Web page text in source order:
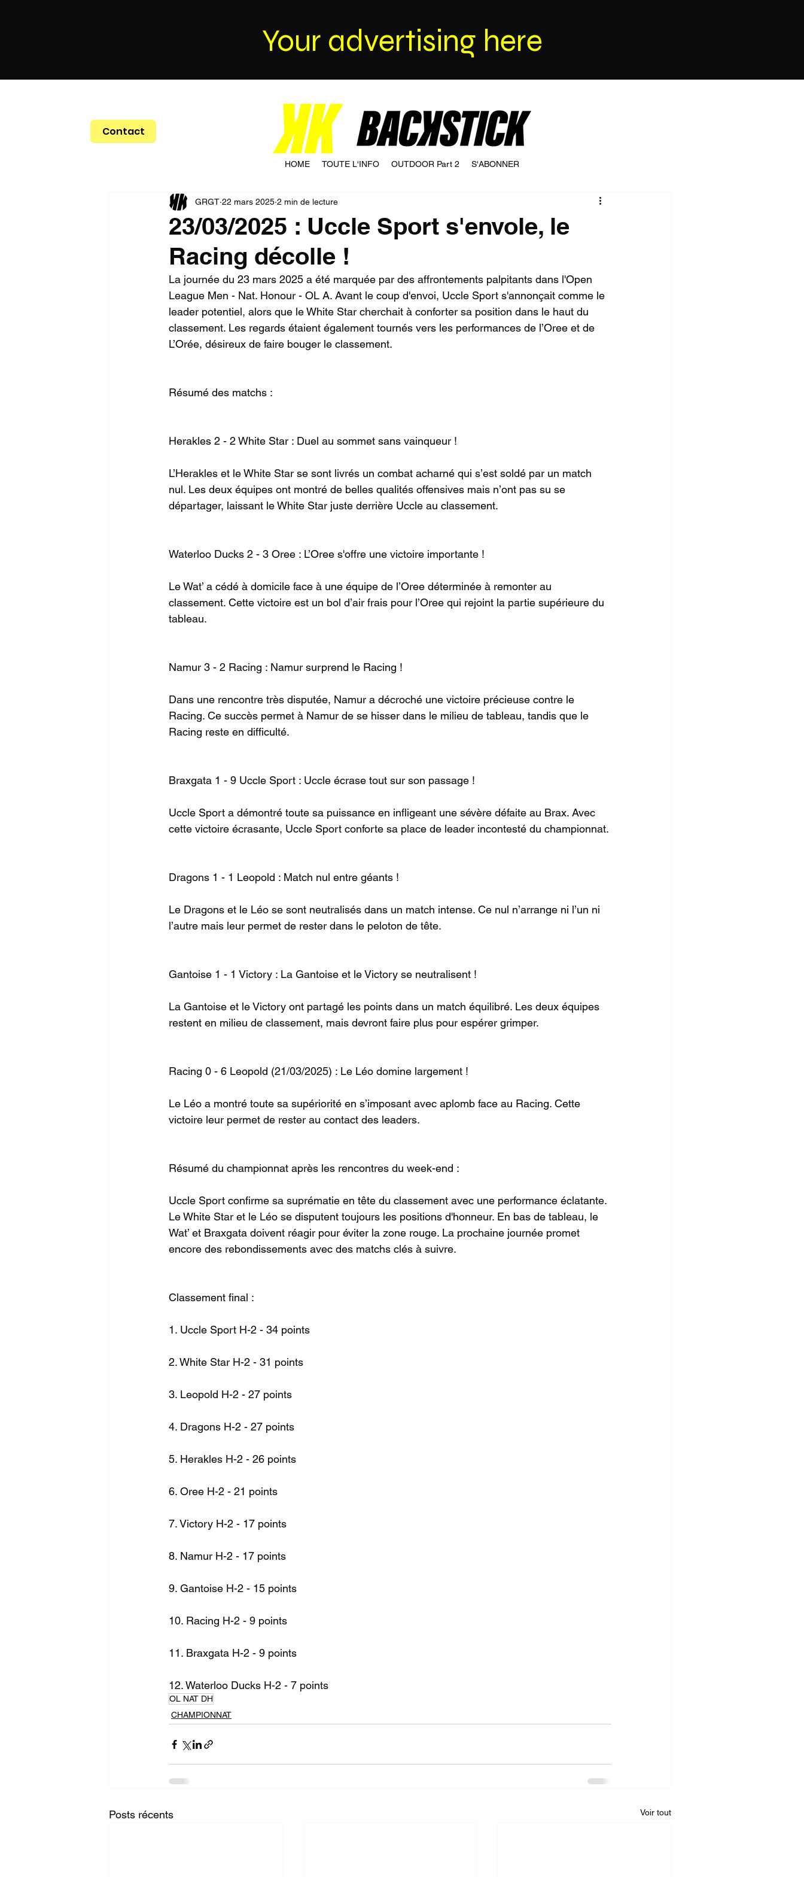
Your advertising here
Contact
HOME TOUTE L'INFO OUTDOOR Part 2 S'ABONNER
23/03/2025 : Uccle Sport s'envole, le
Racing décolle !
GRGT 22 mars 2025 2 min de lecture
La journée du 23 mars 2025 a été marquée par des affrontements palpitants dans l'Open
League Men - Nat. Honour - OL A. Avant le coup d'envoi, Uccle Sport s'annonçait comme le
leader potentiel, alors que le White Star cherchait à conforter sa position dans le haut du
classement. Les regards étaient également tournés vers les performances de l’Oree et de
L’Orée, désireux de faire bouger le classement.
Résumé des matchs :
Herakles 2 - 2 White Star : Duel au sommet sans vainqueur !
L’Herakles et le White Star se sont livrés un combat acharné qui s’est soldé par un match
nul. Les deux équipes ont montré de belles qualités offensives mais n’ont pas su se
départager, laissant le White Star juste derrière Uccle au classement.
Waterloo Ducks 2 - 3 Oree : L’Oree s'offre une victoire importante !
Le Wat’ a cédé à domicile face à une équipe de l’Oree déterminée à remonter au
classement. Cette victoire est un bol d’air frais pour l’Oree qui rejoint la partie supérieure du
tableau.
Namur 3 - 2 Racing : Namur surprend le Racing !
Dans une rencontre très disputée, Namur a décroché une victoire précieuse contre le
Racing. Ce succès permet à Namur de se hisser dans le milieu de tableau, tandis que le
Racing reste en difficulté.
Braxgata 1 - 9 Uccle Sport : Uccle écrase tout sur son passage !
Uccle Sport a démontré toute sa puissance en infligeant une sévère défaite au Brax. Avec
cette victoire écrasante, Uccle Sport conforte sa place de leader incontesté du championnat.
Dragons 1 - 1 Leopold : Match nul entre géants !
Le Dragons et le Léo se sont neutralisés dans un match intense. Ce nul n’arrange ni l’un ni
l’autre mais leur permet de rester dans le peloton de tête.
Gantoise 1 - 1 Victory : La Gantoise et le Victory se neutralisent !
La Gantoise et le Victory ont partagé les points dans un match équilibré. Les deux équipes
restent en milieu de classement, mais devront faire plus pour espérer grimper.
Racing 0 - 6 Leopold (21/03/2025) : Le Léo domine largement !
Le Léo a montré toute sa supériorité en s’imposant avec aplomb face au Racing. Cette
victoire leur permet de rester au contact des leaders.
Résumé du championnat après les rencontres du week-end :
Uccle Sport confirme sa suprématie en tête du classement avec une performance éclatante.
Le White Star et le Léo se disputent toujours les positions d'honneur. En bas de tableau, le
Wat’ et Braxgata doivent réagir pour éviter la zone rouge. La prochaine journée promet
encore des rebondissements avec des matchs clés à suivre.
Classement final :
1. Uccle Sport H-2 - 34 points
2. White Star H-2 - 31 points
3. Leopold H-2 - 27 points
4. Dragons H-2 - 27 points
5. Herakles H-2 - 26 points
6. Oree H-2 - 21 points
7. Victory H-2 - 17 points
8. Namur H-2 - 17 points
9. Gantoise H-2 - 15 points
10. Racing H-2 - 9 points
11. Braxgata H-2 - 9 points
12. Waterloo Ducks H-2 - 7 points
OL NAT DH
CHAMPIONNAT
Posts récents Voir tout